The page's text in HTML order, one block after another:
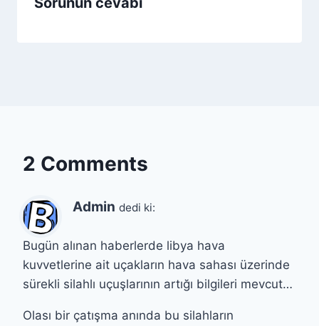
2 Comments
Admin dedi ki:
Bugün alınan haberlerde libya hava
kuvvetlerine ait uçakların hava sahası üzerinde
sürekli silahlı uçuşlarının artığı bilgileri mevcut…
Olası bir çatışma anında bu silahların